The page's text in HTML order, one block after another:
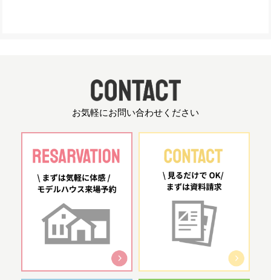
お気軽にお問い合わせください